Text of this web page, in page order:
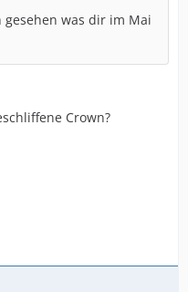
was dir im Mai
Crown?